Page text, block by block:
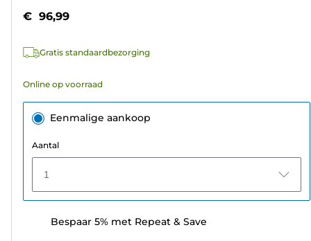
sterren.
beoordelingen
€ 96,99
Gratis standaardbezorging
Online op voorraad
Eenmalige aankoop
Aantal
1
Bespaar 5% met Repeat & Save